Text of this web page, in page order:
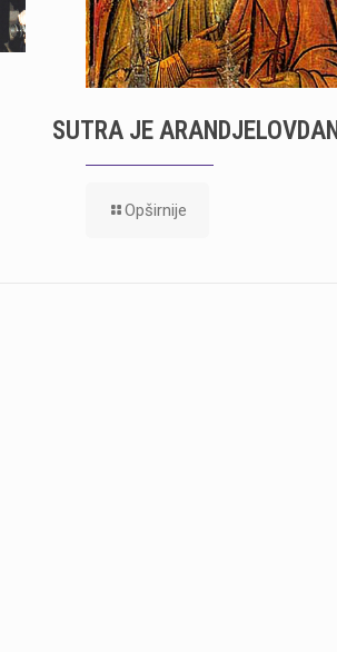
SUTRA JE ARANDJELOVDAN
Opširnije